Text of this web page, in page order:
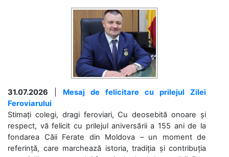
31.07.2026
Mesaj de felicitare cu prilejul Zilei
Feroviarului
Stimați colegi, dragi feroviari, Cu deosebită onoare și
respect, vă felicit cu prilejul aniversării a 155 ani de la
fondarea Căii Ferate din Moldova – un moment de
referință, care marchează istoria, tradiția și contribuția